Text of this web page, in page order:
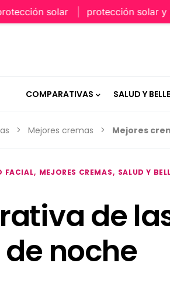
solar protección solar y
COMPARATIVAS SALUD Y
Mejores cremas Mejores
FACIAL MEJORES CREMAS SALUD Y
de
noche